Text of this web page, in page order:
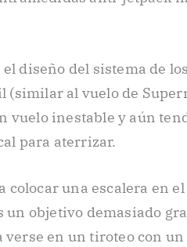
diseño del sistema de
(similar al vuelo de
vuelo inestable y aún
para aterrizar.
una escalera en el
un objetivo demasiado
en un tiroteo con un